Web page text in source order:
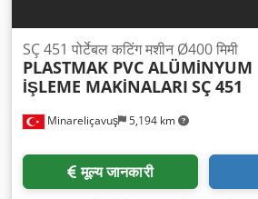
Minareliçavuş 5,194 km
SÇ 451 पोर्टेबल कटिंग मशीन Ø400 मिमी
PLASTMAK PVC ALÜMİNYUM
İŞLEME MAKİNALARI SÇ 451
मूल्य जानकारी